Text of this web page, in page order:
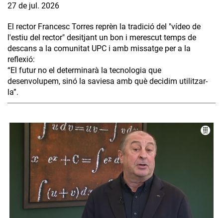
27 de jul. 2026
El rector Francesc Torres reprèn la tradició del "vídeo de
l'estiu del rector" desitjant un bon i merescut temps de
descans a la comunitat UPC i amb missatge per a la
reflexió:
“El futur no el determinarà la tecnologia que
desenvolupem, sinó la saviesa amb què decidim utilitzar-
la”.